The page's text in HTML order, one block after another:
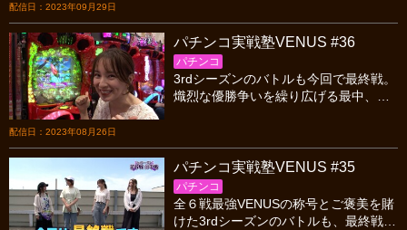
配信日：2023年09月29日
中、さやかとしおねえが迷走し、打ち
散らかす…。
配信日：2023年08月26日
パチンコ実戦塾VENUS #36
パチンコ
3rdシーズンのバトルも今回で最終戦。
熾烈な優勝争いを繰り広げる最中、怒
パチンコ実戦塾VENUS #35
パチンコ
全６戦最強VENUSの称号とご褒美を賭
けた3rdシーズンのバトルも、最終戦を